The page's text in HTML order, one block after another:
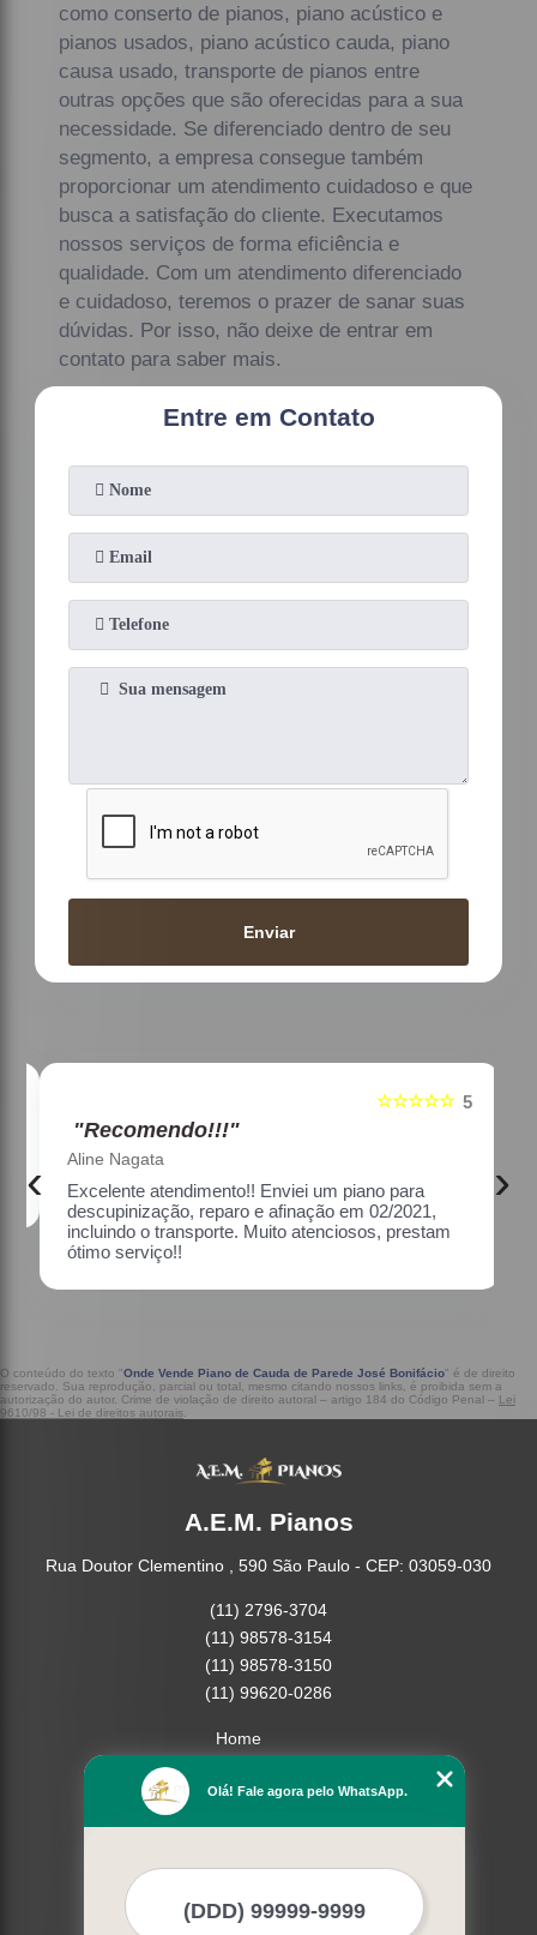
como conserto de pianos, piano acústico e
pianos usados, piano acústico cauda, piano
causa usado, transporte de pianos entre
outras opções que são oferecidas para a sua
necessidade. Se diferenciado dentro de seu
segmento, a empresa consegue também
proporcionar um atendimento cuidadoso e que
busca a satisfação do cliente. Executamos
nossos serviços de forma eficiência e
qualidade. Com um atendimento diferenciado
e cuidadoso, teremos o prazer de sanar suas
dúvidas. Por isso, não deixe de entrar em
contato para saber mais.
Entre em Contato
Enviar
5
☆☆☆☆☆
"Recomendo!!!"
Aline Nagata
Excelente atendimento!! Enviei um piano para
descupinização, reparo e afinação em 02/2021,
incluindo o transporte. Muito atenciosos, prestam
ótimo serviço!!
‹ ›
O conteúdo do texto "Onde Vende Piano de Cauda de Parede José Bonifácio" é de direito
reservado. Sua reprodução, parcial ou total, mesmo citando nossos links, é proibida sem a
autorização do autor. Crime de violação de direito autoral – artigo 184 do Código Penal – Lei
9610/98 - Lei de direitos autorais
A.E.M. Pianos
Rua Doutor Clementino , 590 São Paulo - CEP: 03059-030
(11) 2796-3704
(11) 98578-3154
(11) 98578-3150
(11) 99620-0286
Home
Missão
Mais Serviços
Olá! Fale agora pelo WhatsApp.